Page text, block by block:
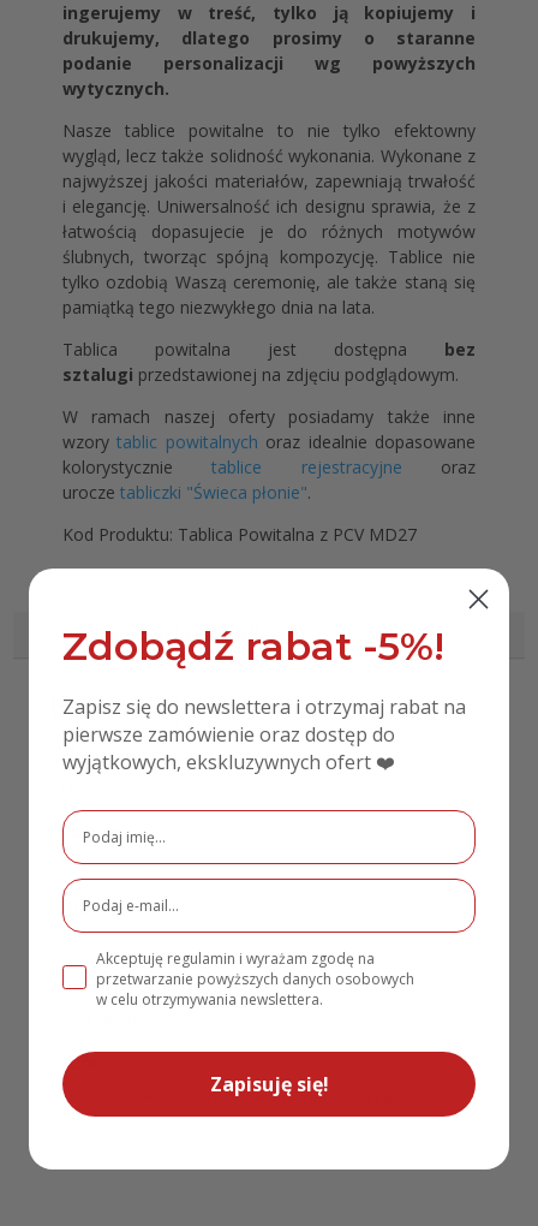
ingerujemy w treść, tylko ją kopiujemy i
drukujemy, dlatego prosimy o staranne
podanie personalizacji wg powyższych
wytycznych.
Nasze tablice powitalne to nie tylko efektowny
wygląd, lecz także solidność wykonania. Wykonane z
najwyższej jakości materiałów, zapewniają trwałość
i elegancję. Uniwersalność ich designu sprawia, że z
łatwością dopasujecie je do różnych motywów
ślubnych, tworząc spójną kompozycję. Tablice nie
tylko ozdobią Waszą ceremonię, ale także staną się
pamiątką tego niezwykłego dnia na lata.
Tablica powitalna jest dostępna bez
sztalugi przedstawionej na zdjęciu podglądowym.
W ramach naszej oferty posiadamy także inne
wzorytablic powitalnych oraz idealnie dopasowane
kolorystycznietablice rejestracyjne oraz
urocze tabliczki "Świeca płonie".
Kod Produktu: Tablica Powitalna z PCV MD27
Informacje dodatkowe
Informacje dodatkowe
Waga
Rozmiar
50cm x 70cm
Materiał
Rodzaj personalizacji
Wzór
Standardowy, Personalizowany imionami i datą
Zdobądź rabat -5%!
Zapisz się do newslettera i otrzymaj rabat na
pierwsze zamówienie oraz dostęp do
wyjątkowych, ekskluzywnych ofert ❤️
Akceptuję regulamin i wyrażam zgodę na
przetwarzanie powyższych danych osobowych
w celu otrzymywania newslettera.
Zapisuję się!